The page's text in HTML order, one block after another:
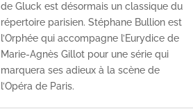
de Gluck est désormais un classique du
répertoire parisien. Stéphane Bullion est
l’Orphée qui accompagne l’Eurydice de
Marie-Agnès Gillot pour une série qui
marquera ses adieux à la scène de
l’Opéra de Paris.